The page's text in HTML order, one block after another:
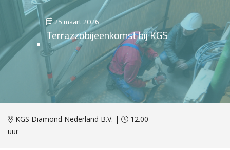
25 maart 2026
Terrazzobijeenkomst bij KGS
KGS Diamond Nederland B.V. |
12.00
uur